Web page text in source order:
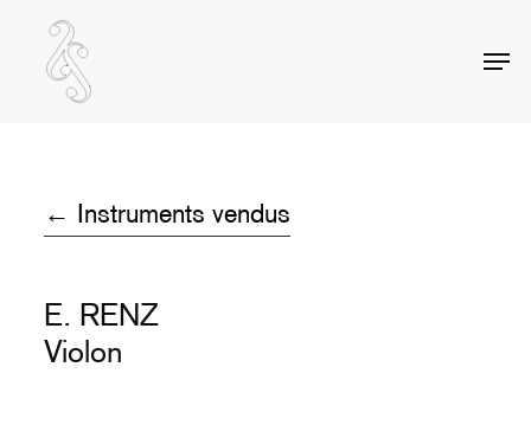
← Instruments vendus
E. RENZ
Violon
Close